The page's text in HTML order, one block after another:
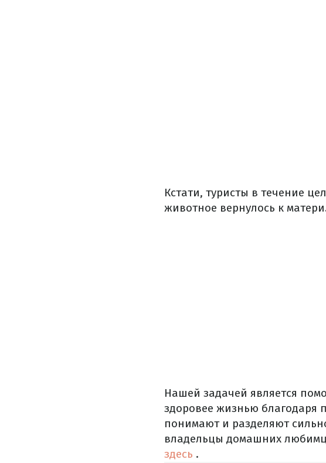
Кстати, туристы в течение
животное вернулось к
Нашей задачей является
здоровее жизнью благодаря
понимают и разделяют
владельцы домашних
здесь .